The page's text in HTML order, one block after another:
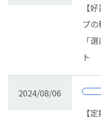
【
プ
「
ト
2024/08/06
【